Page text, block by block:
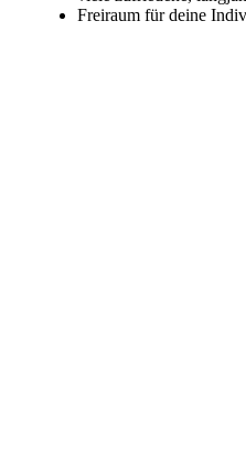
Freiraum für deine